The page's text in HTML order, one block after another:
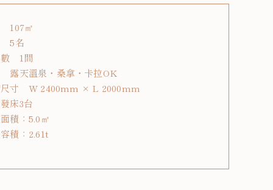
107㎡
5名
數 1間
露天溫泉・桑拿・卡拉OK
尺寸 W 2400mm × L 2000mm
床3台
積：5.0㎡
積：2.61t